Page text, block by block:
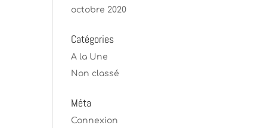
octobre 2020
Catégories
A la Une
Non classé
Méta
Connexion